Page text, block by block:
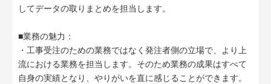
してデータの取りまとめを担当します。
■業務の魅力：
・工事受注のための業務ではなく発注者側の立場で、より上
流における業務を担当します。そのため業務の成果はすべて
自身の実績となり、やりがいを直に感じることができます。